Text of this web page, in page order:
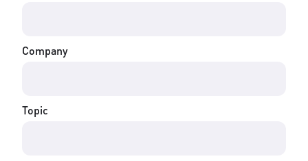
Company
Topic